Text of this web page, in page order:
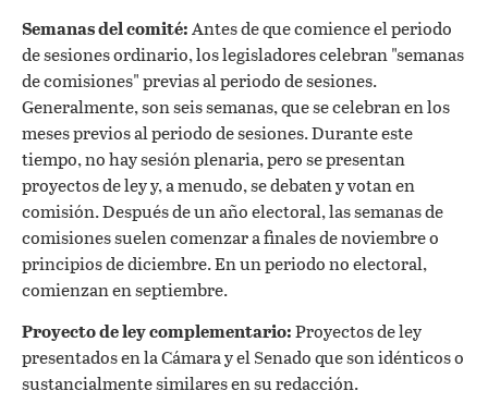
Semanas del comité:Antes de que comience el periodo
de sesiones ordinario, los legisladores celebran "semanas
de comisiones" previas al periodo de sesiones.
Generalmente, son seis semanas, que se celebran en los
meses previos al periodo de sesiones. Durante este
tiempo, no hay sesión plenaria, pero se presentan
proyectos de ley y, a menudo, se debaten y votan en
comisión. Después de un año electoral, las semanas de
comisiones suelen comenzar a finales de noviembre o
principios de diciembre. En un periodo no electoral,
comienzan en septiembre.
Proyecto de ley complementario:Proyectos de ley
presentados en la Cámara y el Senado que son idénticos o
sustancialmente similares en su redacción.